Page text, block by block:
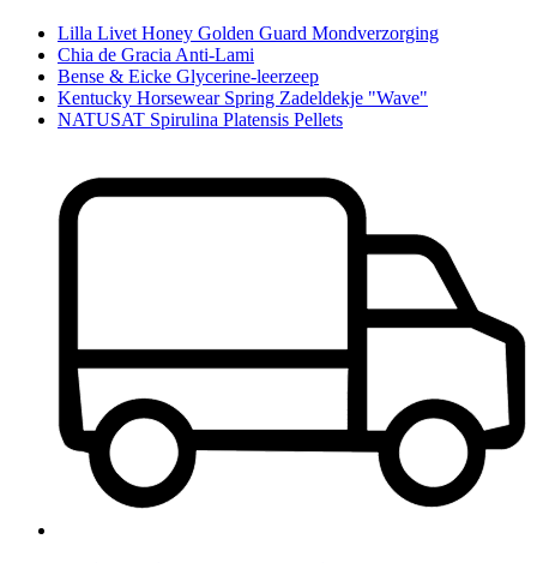
Lilla Livet Honey Golden Guard Mondverzorging
Chia de Gracia Anti-Lami
Bense & Eicke Glycerine-leerzeep
Kentucky Horsewear Spring Zadeldekje "Wave"
NATUSAT Spirulina Platensis Pellets